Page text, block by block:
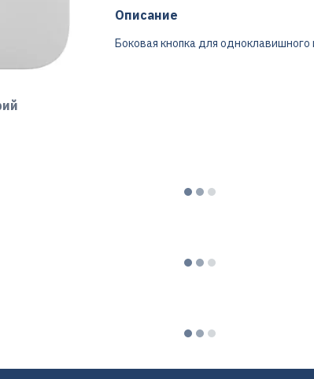
Описание
Боковая кнопка для